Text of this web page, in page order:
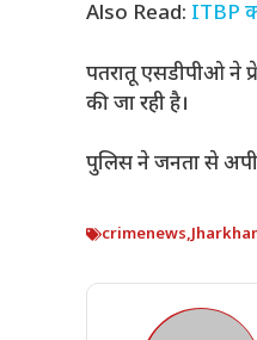
Also Read: ITBP
पतरातू एसडीपीओ ने
की जा रही है।
पुलिस ने जनता से
crimenews,